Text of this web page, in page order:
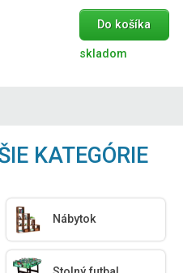
Do košíka
skladom
KATEGÓRIE
Nábytok